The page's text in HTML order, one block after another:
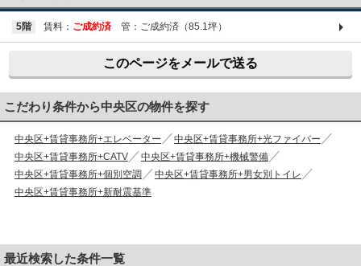
5階 賃料： ご成約済 管：ご成約済（85.1坪）
このページをメールで送る
こだわり条件から中央区の物件を探す
中央区+賃貸事務所+エレベーター
中央区+賃貸事務所+光ファイバー
中央区+賃貸事務所+CATV
中央区+賃貸事務所+機械警備
中央区+賃貸事務所+個別空調
中央区+賃貸事務所+男女別トイレ
中央区+賃貸事務所+新耐震基準
最近検索した条件一覧